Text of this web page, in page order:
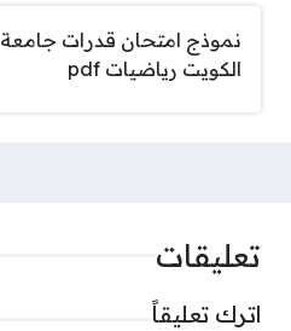
نموذج امتحان قدرات جامعة
الكويت رياضيات pdf
تعليقات
اترك تعليقاً